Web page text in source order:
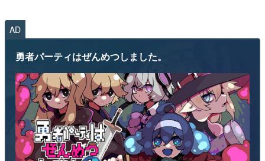
AD
勇者パーティはぜんめつしました。